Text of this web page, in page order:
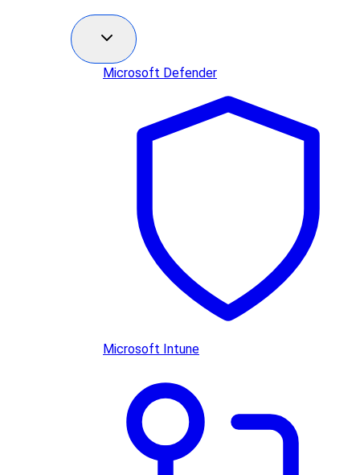
Microsoft Defender
Microsoft Intune